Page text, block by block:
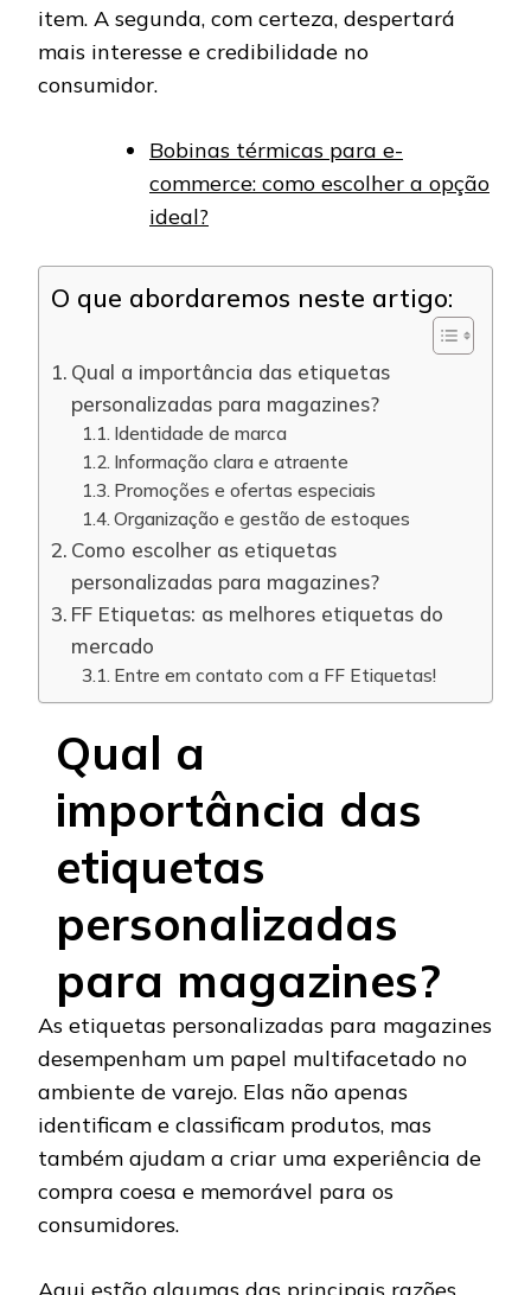
item. A segunda, com certeza, despertará
mais interesse e credibilidade no
consumidor.
Bobinas térmicas para e-
commerce: como escolher a opção
ideal?
O que abordaremos neste artigo:
Qual a importância das etiquetas
personalizadas para magazines?
Identidade de marca
Informação clara e atraente
Promoções e ofertas especiais
Organização e gestão de estoques
Como escolher as etiquetas
personalizadas para magazines?
FF Etiquetas: as melhores etiquetas do
mercado
Entre em contato com a FF Etiquetas!
Qual a
importância das
etiquetas
personalizadas
para magazines?
As etiquetas personalizadas para magazines
desempenham um papel multifacetado no
ambiente de varejo. Elas não apenas
identificam e classificam produtos, mas
também ajudam a criar uma experiência de
compra coesa e memorável para os
consumidores.
Aqui estão algumas das principais razões